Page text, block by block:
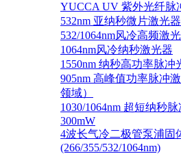
YUCCA UV 紫外光纤脉
532nm 亚纳秒微片激光
532/1064nm风冷高频激
1064nm风冷纳秒激光器
1550nm 纳秒高功率脉冲
905nm 高峰值功率脉冲
领域）
1030/1064nm 超短纳秒
300mW
4波长气冷二极管泵浦固
(266/355/532/1064nm)